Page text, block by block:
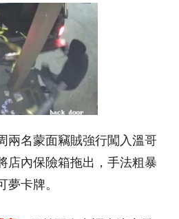
兩名蒙面竊賊強行闖入溫哥
店內保險箱拖出，手法粗暴
夢卡牌。